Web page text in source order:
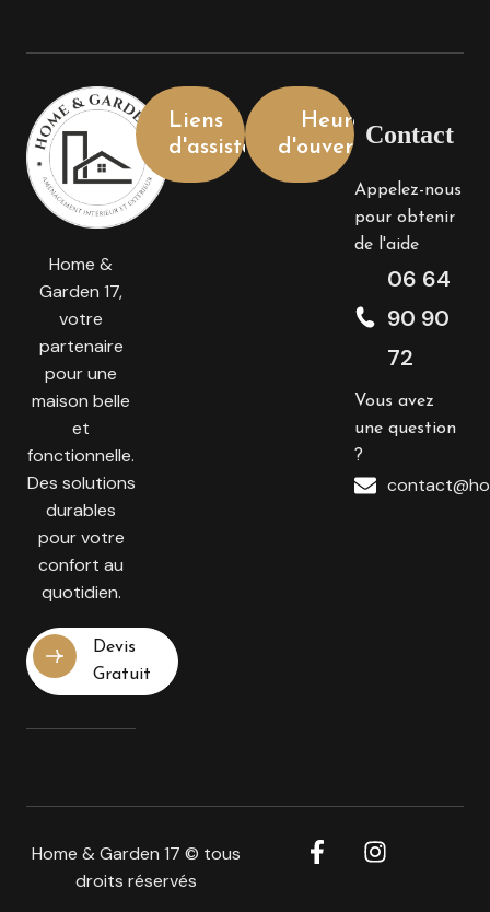
Home &
Garden 17,
votre
partenaire
pour une
maison belle
et
fonctionnelle.
Des solutions
durables
pour votre
confort au
quotidien.
Devis
Gratuit
Liens
d'assistance
Heures
d'ouvertureContact
Appelez-nous
pour obtenir
de l'aide
06 64
90 90
72
Vous avez
une question
?
Home & Garden 17 © tous
droits réservés